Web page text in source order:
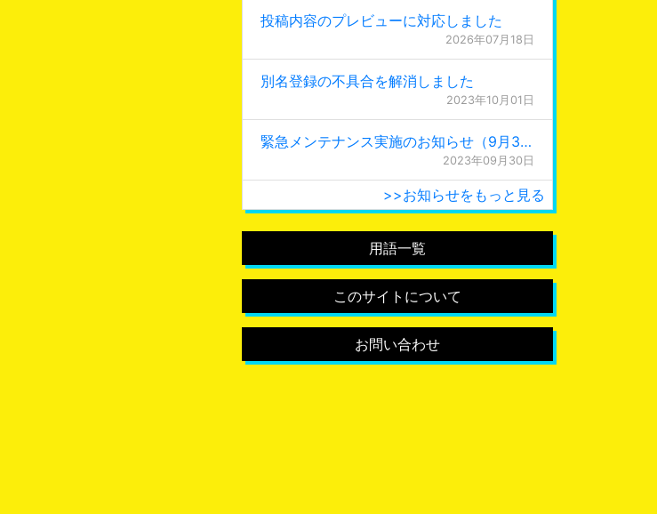
投稿内容のプレビューに対応しました
2026年07月18日
別名登録の不具合を解消しました
2023年10月01日
緊急メンテナンス実施のお知らせ（9月30日 0:15更新）
2023年09月30日
>>お知らせをもっと見る
用語一覧
このサイトについて
お問い合わせ